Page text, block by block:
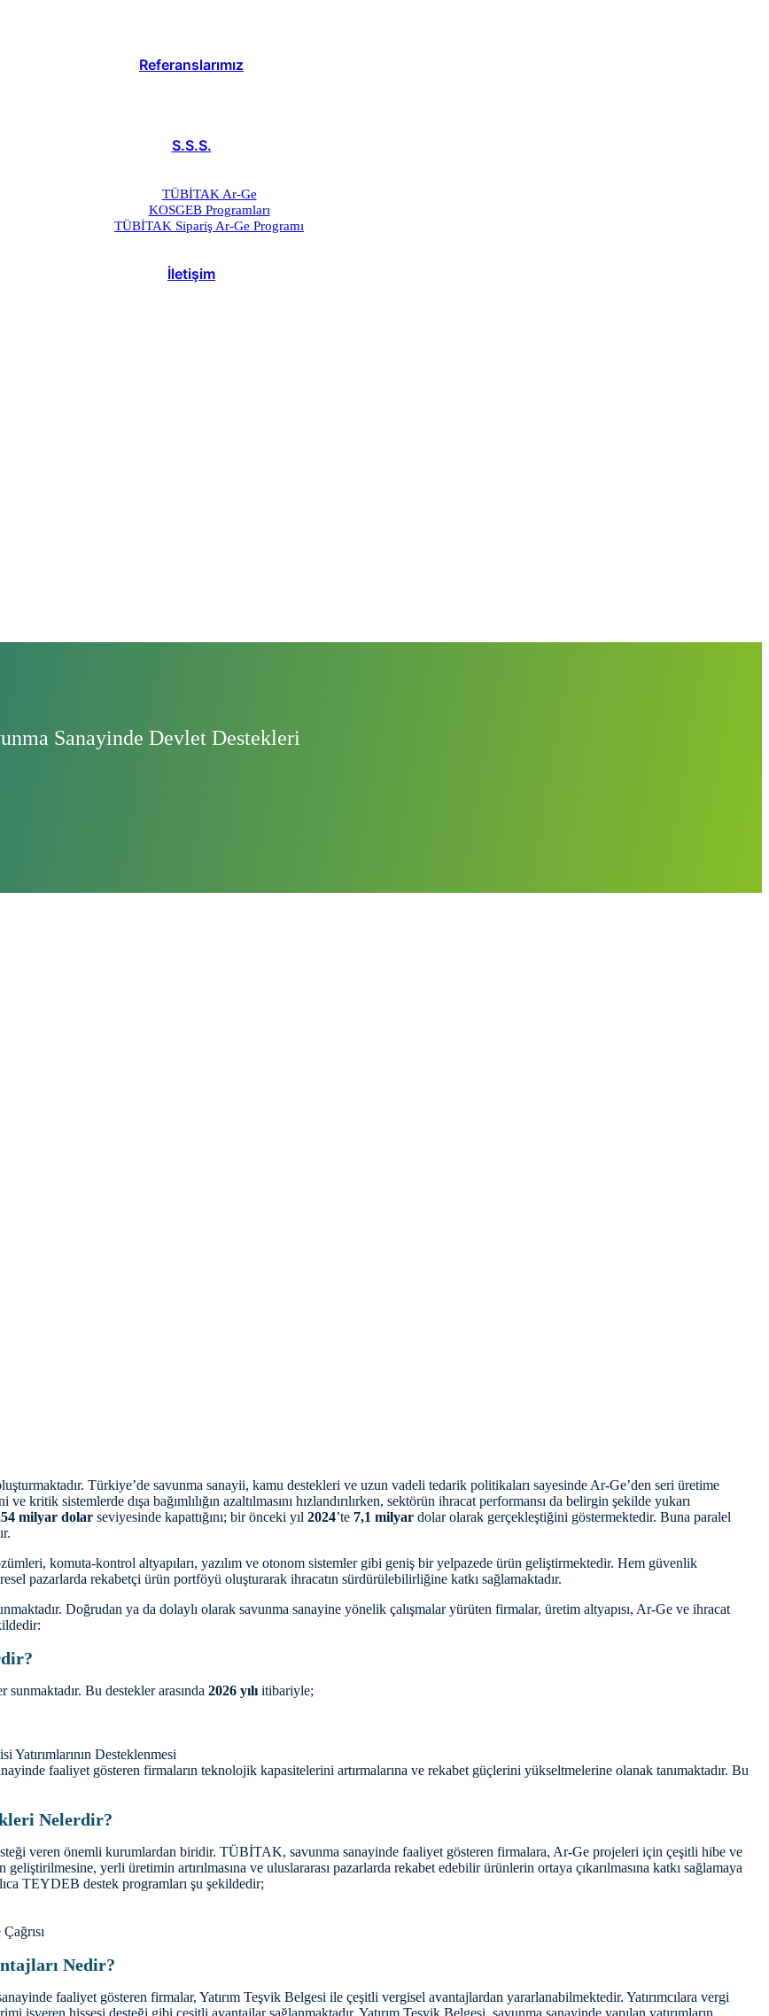
Referanslarımız
S.S.S.
TÜBİTAK Ar-Ge
KOSGEB Programları
TÜBİTAK Sipariş Ar-Ge Programı
İletişim
Sanayinde Devlet Destekleri
Türkiye’de savunma sanayii, kamu destekleri ve uzun vadeli tedarik politikaları sayesinde Ar-Ge’den seri üretime
sistemlerde dışa bağımlılığın azaltılmasını hızlandırılırken, sektörün ihracat performansı da belirgin şekilde yukarı
milyar dolar seviyesinde kapattığını; bir önceki yıl 2024’te 7,1 milyar dolar olarak gerçekleştiğini göstermektedir. Buna paralel
komuta-kontrol altyapıları, yazılım ve otonom sistemler gibi geniş bir yelpazede ürün geliştirmektedir. Hem güvenlik
pazarlarda rekabetçi ürün portföyü oluşturarak ihracatın sürdürülebilirliğine katkı sağlamaktadır.
Doğrudan ya da dolaylı olarak savunma sanayine yönelik çalışmalar yürüten firmalar, üretim altyapısı, Ar-Ge ve ihracat
Bu destekler arasında 2026 yılı itibariyle;
Desteklenmesi
faaliyet gösteren firmaların teknolojik kapasitelerini artırmalarına ve rekabet güçlerini yükseltmelerine olanak tanımaktadır. Bu
Nelerdir?
veren önemli kurumlardan biridir. TÜBİTAK, savunma sanayinde faaliyet gösteren firmalara, Ar-Ge projeleri için çeşitli hibe ve
yerli üretimin artırılmasına ve uluslararası pazarlarda rekabet edebilir ürünlerin ortaya çıkarılmasına katkı sağlamaya
TEYDEB destek programları şu şekildedir;
Nedir?
faaliyet gösteren firmalar, Yatırım Teşvik Belgesi ile çeşitli vergisel avantajlardan yararlanabilmektedir. Yatırımcılara vergi